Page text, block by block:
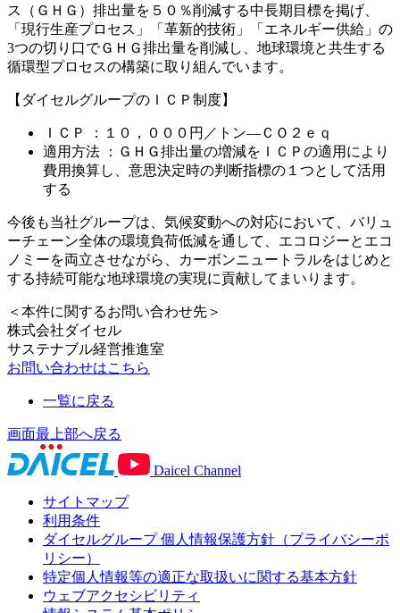
ス（ＧＨＧ）排出量を５０％削減する中長期目標を掲げ、
「現行生産プロセス」「革新的技術」「エネルギー供給」の
3つの切り口でＧＨＧ排出量を削減し、地球環境と共生する
循環型プロセスの構築に取り組んでいます。
【ダイセルグループのＩＣＰ制度】
ＩＣＰ ：１０，０００円／トン―ＣＯ２ｅｑ
適用方法 ：ＧＨＧ排出量の増減をＩＣＰの適用により
費用換算し、意思決定時の判断指標の１つとして活用
する
今後も当社グループは、気候変動への対応において、バリュ
ーチェーン全体の環境負荷低減を通して、エコロジーとエコ
ノミーを両立させながら、カーボンニュートラルをはじめと
する持続可能な地球環境の実現に貢献してまいります。
＜本件に関するお問い合わせ先＞
株式会社ダイセル
サステナブル経営推進室
お問い合わせはこちら
一覧に戻る
画面最上部へ戻る
Daicel Channel
サイトマップ
利用条件
ダイセルグループ 個人情報保護方針（プライバシーポ
リシー）
特定個人情報等の適正な取扱いに関する基本方針
ウェブアクセシビリティ